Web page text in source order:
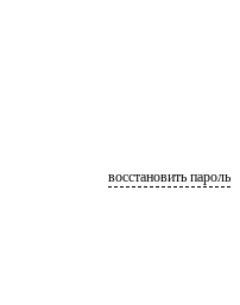
восстановить пароль